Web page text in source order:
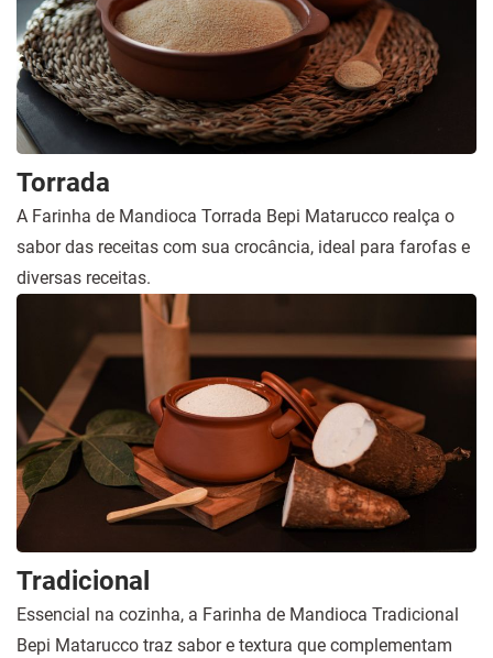
Torrada
A Farinha de Mandioca Torrada Bepi Matarucco realça o
sabor das receitas com sua crocância, ideal para farofas e
diversas receitas.
Tradicional
Essencial na cozinha, a Farinha de Mandioca Tradicional
Bepi Matarucco traz sabor e textura que complementam